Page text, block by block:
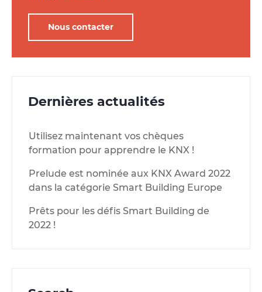
Nous contacter
Dernières actualités
Utilisez maintenant vos chèques
formation pour apprendre le KNX !
Prelude est nominée aux KNX Award 2022
dans la catégorie Smart Building Europe
Prêts pour les défis Smart Building de
2022 !